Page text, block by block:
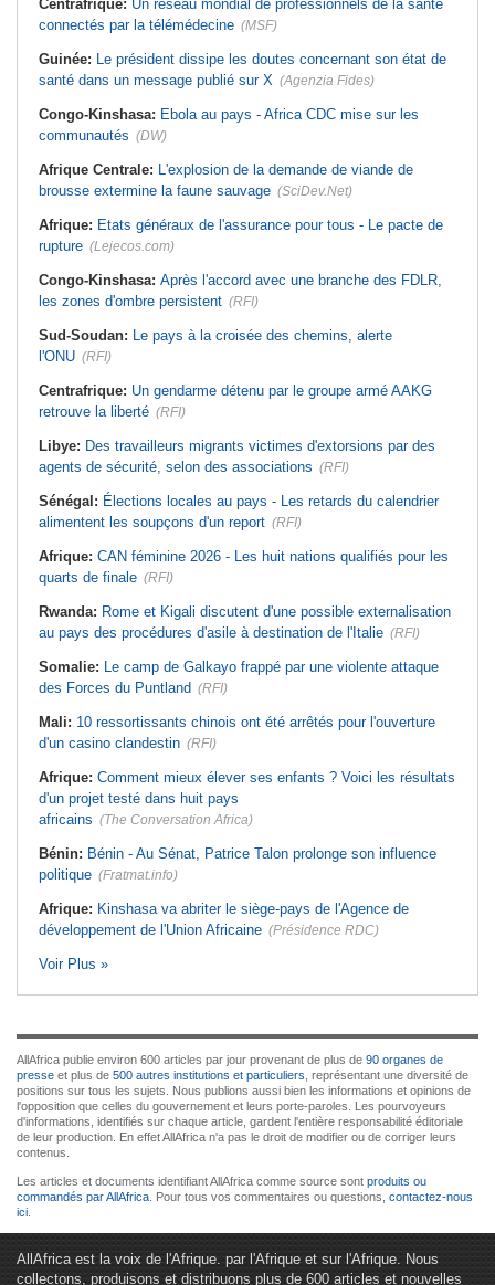
Centrafrique: Un réseau mondial de professionnels de la santé
connectés par la télémédecine (MSF)
Guinée: Le président dissipe les doutes concernant son état de
santé dans un message publié sur X (Agenzia Fides)
Congo-Kinshasa: Ebola au pays - Africa CDC mise sur les
communautés (DW)
Afrique Centrale: L'explosion de la demande de viande de
brousse extermine la faune sauvage (SciDev.Net)
Afrique: Etats généraux de l'assurance pour tous - Le pacte de
rupture (Lejecos.com)
Congo-Kinshasa: Après l'accord avec une branche des FDLR,
les zones d'ombre persistent (RFI)
Sud-Soudan: Le pays à la croisée des chemins, alerte
l'ONU (RFI)
Centrafrique: Un gendarme détenu par le groupe armé AAKG
retrouve la liberté (RFI)
Libye: Des travailleurs migrants victimes d'extorsions par des
agents de sécurité, selon des associations (RFI)
Sénégal: Élections locales au pays - Les retards du calendrier
alimentent les soupçons d'un report (RFI)
Afrique: CAN féminine 2026 - Les huit nations qualifiés pour les
quarts de finale (RFI)
Rwanda: Rome et Kigali discutent d'une possible externalisation
au pays des procédures d'asile à destination de l'Italie (RFI)
Somalie: Le camp de Galkayo frappé par une violente attaque
des Forces du Puntland (RFI)
Mali: 10 ressortissants chinois ont été arrêtés pour l'ouverture
d'un casino clandestin (RFI)
Afrique: Comment mieux élever ses enfants ? Voici les résultats
d'un projet testé dans huit pays
africains (The Conversation Africa)
Bénin: Bénin - Au Sénat, Patrice Talon prolonge son influence
politique (Fratmat.info)
Afrique: Kinshasa va abriter le siège-pays de l'Agence de
développement de l'Union Africaine (Présidence RDC)
Voir Plus »
AllAfrica publie environ 600 articles par jour provenant de plus de 90 organes de
presse et plus de 500 autres institutions et particuliers , représentant une diversité de
positions sur tous les sujets. Nous publions aussi bien les informations et opinions de
l'opposition que celles du gouvernement et leurs porte-paroles. Les pourvoyeurs
d'informations, identifiés sur chaque article, gardent l'entière responsabilité éditoriale
de leur production. En effet AllAfrica n'a pas le droit de modifier ou de corriger leurs
contenus.
Les articles et documents identifiant AllAfrica comme source sont produits ou
commandés par AllAfrica . Pour tous vos commentaires ou questions, contactez-nous
ici
AllAfrica est la voix de l'Afrique. par l'Afrique et sur l'Afrique. Nous
collectons, produisons et distribuons plus de 600 articles et nouvelles